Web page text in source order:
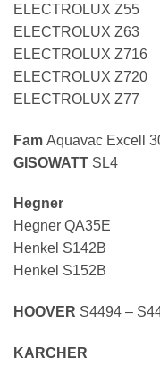
ELECTROLUX Z55
ELECTROLUX Z63
ELECTROLUX Z716
ELECTROLUX Z720
ELECTROLUX Z77
Fam Aquavac Excell
GISOWATT SL4
Hegner
Hegner QA35E
Henkel S142B
Henkel S152B
HOOVER S4494 –
KARCHER